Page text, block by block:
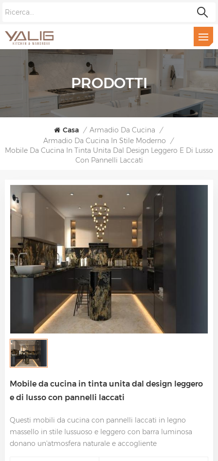
PRODOTTI
Casa / Armadio Da Cucina /
Armadio Da Cucina In Stile Moderno /
Mobile Da Cucina In Tinta Unita Dal Design Leggero E Di Lusso
Con Pannelli Laccati
Mobile da cucina in tinta unita dal design leggero
e di lusso con pannelli laccati
Questi mobili da cucina con pannelli laccati in legno
massello in stile lussuoso e leggero con barra luminosa
donano un'atmosfera naturale e accogliente